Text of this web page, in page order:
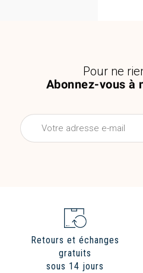
Abonnez-vous à
Pour ne
Retours et échanges
gratuits
sous 14 jours